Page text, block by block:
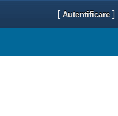
[ Autentificare ]